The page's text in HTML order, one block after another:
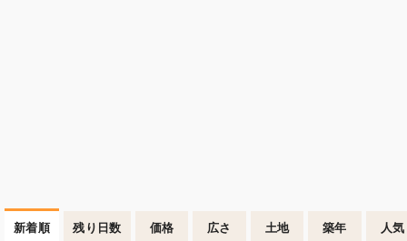
新着順 残り日数 価格 広さ 土地 築年 人気